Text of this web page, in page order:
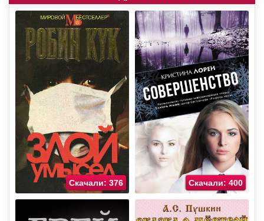
Скачали: 376 Скачали: 400